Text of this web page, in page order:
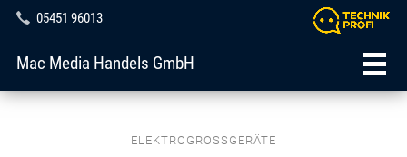
05451 96013
Mac Media Handels GmbH
ELEKTROGROSSGERÄTE